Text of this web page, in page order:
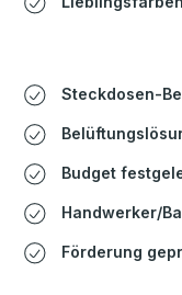
Steckdosen-
Budget
Handwerker/
Förderung